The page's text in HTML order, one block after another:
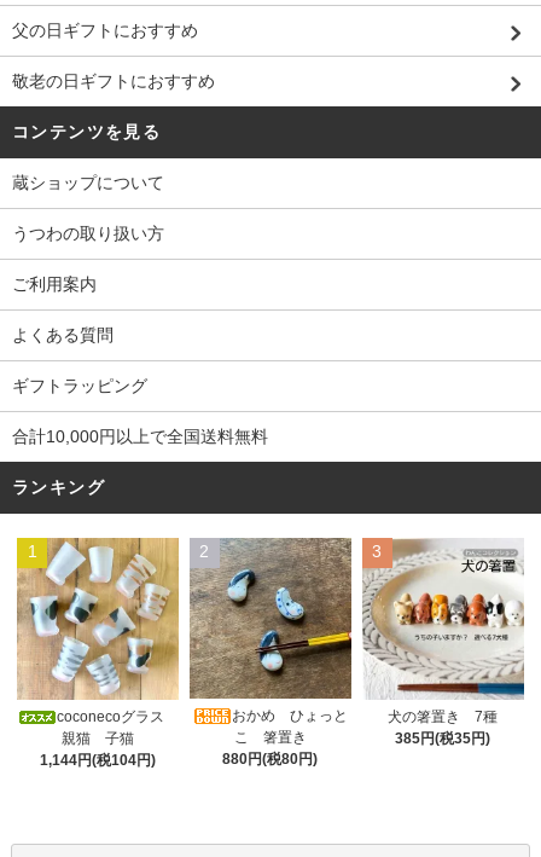
父の日ギフトにおすすめ
敬老の日ギフトにおすすめ
コンテンツを見る
蔵ショップについて
うつわの取り扱い方
ご利用案内
よくある質問
ギフトラッピング
合計10,000円以上で全国送料無料
ランキング
1
coconecoグラス
親猫 子猫
1,144円(税104円)
2
おかめ ひょっと
こ 箸置き
880円(税80円)
3
犬の箸置き 7種
385円(税35円)